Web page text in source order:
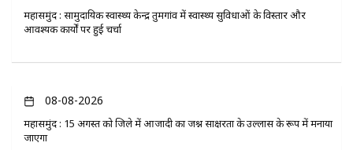
महासमुंद : सामुदायिक स्वास्थ्य केन्द्र तुमगांव में स्वास्थ्य सुविधाओं के विस्तार और
आवश्यक कार्यों पर हुई चर्चा
08-08-2026
महासमुंद : 15 अगस्त को जिले में आजादी का जश्न साक्षरता के उल्लास के रूप में मनाया
जाएगा